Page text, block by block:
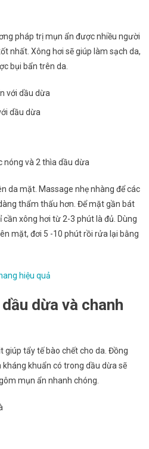
pháp trị mụn ẩn được nhiều người
nhất. Xông hơi sẽ giúp làm sạch da,
bụi bẩn trên da.
dầu dừa
nóng và 2 thìa dầu dừa
da mặt. Massage nhẹ nhàng để các
thẩm thấu hơn. Để mặt gần bát
xông hơi từ 2-3 phút là đủ. Dùng
mặt, đơi 5 -10 phút rồi rửa lại bằng
hiệu quả
dừa và chanh
giúp tẩy tế bào chết cho da. Đồng
khuẩn có trong dầu dừa sẽ
mụn ẩn nhanh chóng.